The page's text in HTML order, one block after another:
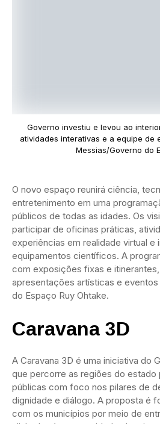
Governo investiu e levou ao
atividades interativas e a equipe de
Messias/Governo do
O novo espaço reunirá ciência,
entretenimento em uma
públicos de todas as idades. Os
participar de oficinas práticas,
experiências em realidade virtual e
equipamentos científicos. A
com exposições fixas e
apresentações artísticas e
do Espaço Ruy Ohtake.
Caravana 3D
A Caravana 3D é uma iniciativa do
que percorre as regiões do estado
públicas com foco nos pilares de
dignidade e diálogo. A proposta é
com os municípios por meio de